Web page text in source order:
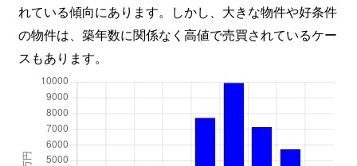
れている傾向にあります。しかし、大きな物件や好条件
の物件は、築年数に関係なく高値で売買されているケー
スもあります。